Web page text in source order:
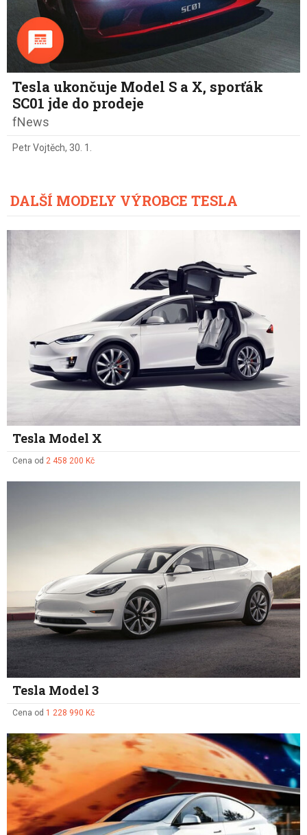
Tesla ukončuje Model S a X, sporťák
SC01 jde do prodeje
fNews
Petr Vojtěch, 30. 1.
DALŠÍ MODELY VÝROBCE TESLA
Tesla Model X
Cena od 2 458 200 Kč
Tesla Model 3
Cena od 1 228 990 Kč